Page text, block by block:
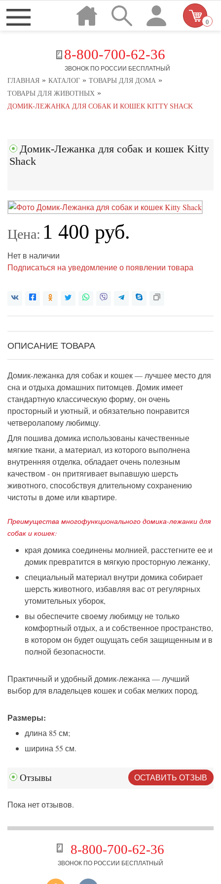
8-800-700-62-36
ЗВОНОК ПО РОССИИ БЕСПЛАТНЫЙ
0
ГЛАВНАЯ » КАТАЛОГ » ТОВАРЫ ДЛЯ ДОМА »
ТОВАРЫ ДЛЯ ЖИВОТНЫХ »
ДОМИК-ЛЕЖАНКА ДЛЯ СОБАК И КОШЕК KITTY SHACK
Домик-Лежанка для собак и кошек Kitty
Shack
Цена: 1 400 руб.
Нет в наличии
Подписаться на уведомление о появлении товара
ОПИСАНИЕ ТОВАРА
Домик-лежанка для собак и кошек—лучшее место для
сна и отдыха домашних питомцев. Домик имеет
стандартную классическую форму, он очень
просторный и уютный, и обязательно понравится
четверолапомулюбимцу.
Для пошива домика использованы качественные
мягкие ткани, а материал, из которого выполнена
внутренняя отделка, обладает очень полезным
качеством -он притягивает выпавшую шерсть
животного, способствуя длительномусохранению
чистоты в доме или квартире.
Преимущества многофункционального домика-лежанки для
собак и кошек:
края домика соединены молнией, расстегните ее и
домик превратится в мягкую просторную лежанку,
специальный материал внутри домика собирает
шерсть животного, избавляя вас от регулярных
утомительных уборок,
вы обеспечите своему любимцу не только
комфортный отдых, а и собственное пространство,
в котором он будет ощущать себя защищенным и в
полной безопасности.
Практичный и удобный домик-лежанка — лучший
выбор для владельцев кошек и собак мелких пород.
Размеры:
длина 85 см;
ширина 55 см.
Отзывы ОСТАВИТЬ ОТЗЫВ
Пока нет отзывов.
8-800-700-62-36
ЗВОНОК ПО РОССИИ БЕСПЛАТНЫЙ